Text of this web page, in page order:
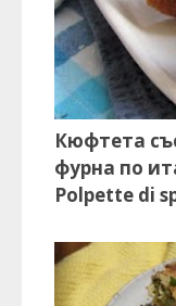
Кюфтета
фурна по
Polpette di